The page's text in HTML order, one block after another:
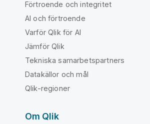
Förtroende och integritet
AI och förtroende
Varför Qlik för AI
Jämför Qlik
Tekniska samarbetspartners
Datakällor och mål
Qlik-regioner
Om Qlik